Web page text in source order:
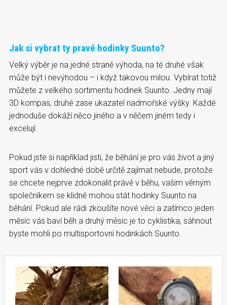
Jak si vybrat ty pravé hodinky Suunto?
Velký výběr je na jedné straně výhoda, na té druhé však
může být i nevýhodou – i když takovou milou. Vybírat totiž
můžete z velkého sortimentu hodinek Suunto. Jedny mají
3D kompas, druhé zase ukazatel nadmořské výšky. Každé
jednoduše dokáží něco jiného a v něčem jiném tedy i
excelují.
Pokud jste si například jisti, že běhání je pro vás život a jiný
sport vás v dohledné době určitě zajímat nebude, protože
se chcete nejprve zdokonalit právě v běhu, vašim věrným
společníkem se klidně mohou stát hodinky Suunto na
běhání. Pokud ale rádi zkoušíte nové věci a zatímco jeden
měsíc vás baví běh a druhý měsíc je to cyklistika, sáhnout
byste mohli po multisportovní hodinkách Suunto.